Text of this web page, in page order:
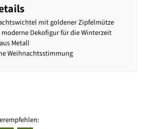
mit goldener Zipfelmütze
Dekofigur für die Winterzeit
Metall
Weihnachtsstimmung